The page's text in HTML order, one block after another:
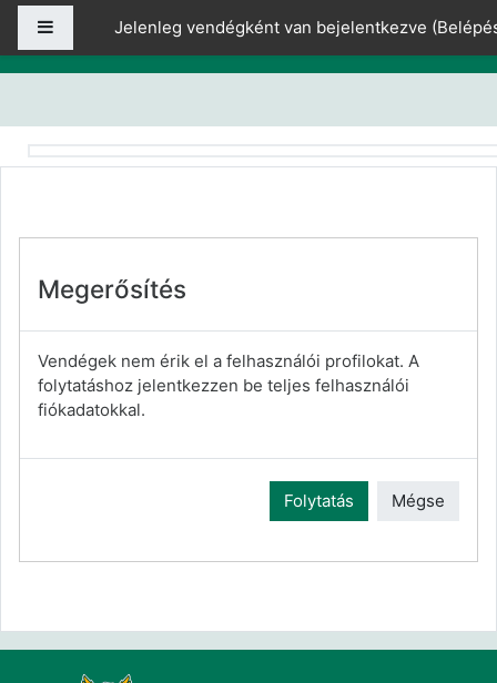
Tovább a fő tartalomhoz
OldalpanelJelenleg vendégként van bejelentkezve (
Megerősítés
Vendégek nem érik el a felhasználói profilokat. A
folytatáshoz jelentkezzen be teljes felhasználói
fiókadatokkal.
Folytatás Mégse